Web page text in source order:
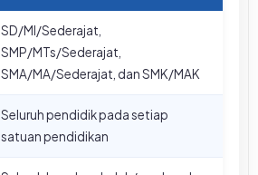
SD/MI/Sederajat,
SMP/MTs/Sederajat,
SMA/MA/Sederajat, dan SMK/MAK
Seluruh pendidik pada setiap
satuan pendidikan